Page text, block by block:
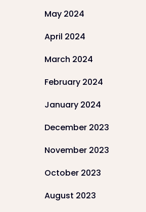
May 2024
April 2024
March 2024
February 2024
January 2024
December 2023
November 2023
October 2023
August 2023